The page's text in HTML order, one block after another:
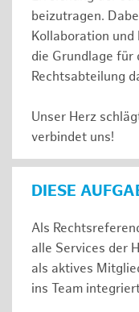
beizutragen.
Kollaboration
die Grundlage für
Rechtsabteilung
Unser Herz
verbindet uns!
DIESE
Als
alle Services der
als aktives
ins Team